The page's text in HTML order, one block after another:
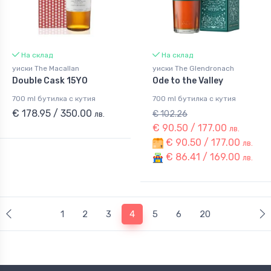
На склад
уиски The Macallan
Double Cask 15YO
700 ml бутилка с кутия
€ 178.95 / 350.00 лв.
На склад
уиски The Glendronach
Ode to the Valley
700 ml бутилка с кутия
€ 102.26
€ 90.50 / 177.00 лв.
€ 90.50 / 177.00 лв.
€ 86.41 / 169.00 лв.
1 2 3 4(current)
5 6 20